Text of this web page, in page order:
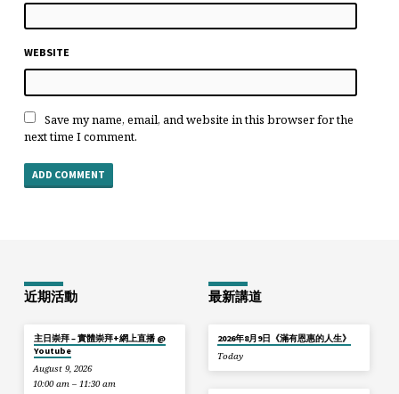
WEBSITE
Save my name, email, and website in this browser for the
next time I comment.
近期活動
主日崇拜 – 實體崇拜+網上直播 @
Youtube
August 9, 2026
10:00 am – 11:30 am
最新講道
2026年8月9日《滿有恩惠的人生》
Today